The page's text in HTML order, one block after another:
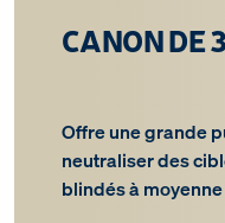
CANON DE
Offre une grande
neutraliser des
blindés à